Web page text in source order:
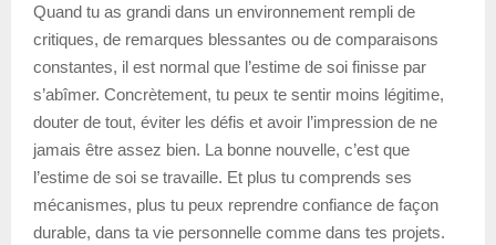
Quand tu as grandi dans un environnement rempli de
critiques, de remarques blessantes ou de comparaisons
constantes, il est normal que l’estime de soi finisse par
s’abîmer. Concrètement, tu peux te sentir moins légitime,
douter de tout, éviter les défis et avoir l’impression de ne
jamais être assez bien. La bonne nouvelle, c’est que
l’estime de soi se travaille. Et plus tu comprends ses
mécanismes, plus tu peux reprendre confiance de façon
durable, dans ta vie personnelle comme dans tes projets.